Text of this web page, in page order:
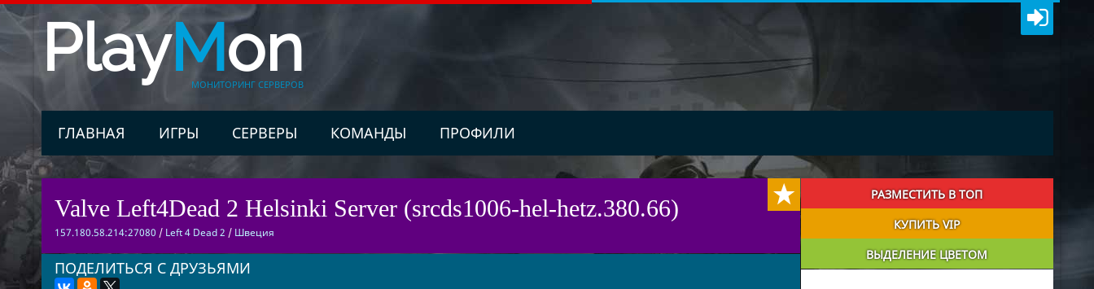
PlayMon
МОНИТОРИНГ СЕРВЕРОВ
ГЛАВНАЯ ИГРЫ СЕРВЕРЫ КОМАНДЫ ПРОФИЛИ
Valve Left4Dead 2 Helsinki Server (srcds1006-hel-hetz.380.66)
157.180.58.214:27080 / Left 4 Dead 2 / Швеция
ПОДЕЛИТЬСЯ С ДРУЗЬЯМИ
РАЗМЕСТИТЬ В ТОП
КУПИТЬ VIP
ВЫДЕЛЕНИЕ ЦВЕТОМ